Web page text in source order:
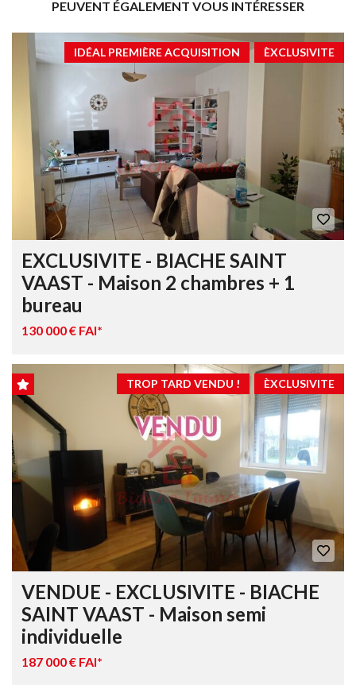
PEUVENT ÉGALEMENT VOUS INTÉRESSER
ÈXCLUSIVITE
IDÉAL PREMIÈRE ACQUISITION
EXCLUSIVITE - BIACHE SAINT
VAAST - Maison 2 chambres + 1
bureau
130 000 € FAI*
ÈXCLUSIVITE
TROP TARD VENDU !
VENDUE - EXCLUSIVITE - BIACHE
SAINT VAAST - Maison semi
individuelle
187 000 € FAI*